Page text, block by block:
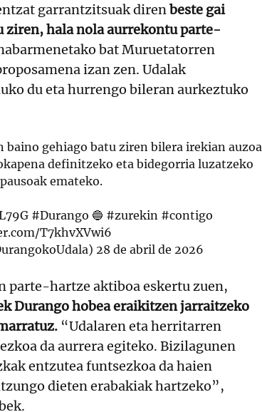
garrantzitsuak direnbeste gai
ziren, hala nola aurrekontu parte-
bat Muruetatorren
izan zen. Udalak
du eta hurrengo bileran aurkeztuko
gehiago batu ziren bilera irekian auzoa
definitzeko eta bidegorria luzatzeko
emateko.
#Durango 🔵 #zurekin #contigo
T7khvXVwi6
28 de abril de 2026
hartze aktiboa eskertu zuen,
Durango hobea eraikitzen jarraitzeko
“Udalaren eta herritarren
da aurrera egiteko. Bizilagunen
entzutea funtsezkoa da haien
dieten erabakiak hartzeko”,